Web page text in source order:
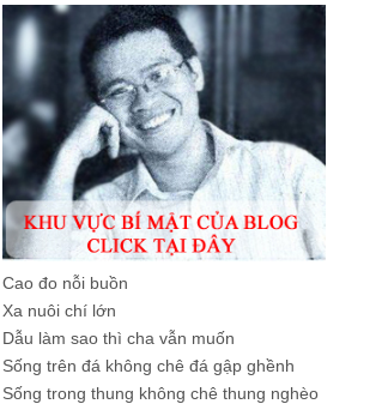
Cao đo nỗi buồn
Xa nuôi chí lớn
Dẫu làm sao thì cha vẫn muốn
Sống trên đá không chê đá gập ghềnh
Sống trong thung không chê thung nghèo